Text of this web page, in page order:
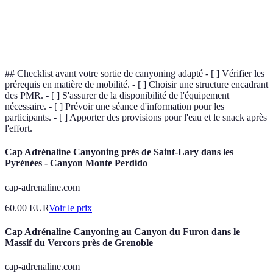
## Checklist avant votre sortie de canyoning adapté - [ ] Vérifier les
prérequis en matière de mobilité. - [ ] Choisir une structure encadrant
des PMR. - [ ] S'assurer de la disponibilité de l'équipement
nécessaire. - [ ] Prévoir une séance d'information pour les
participants. - [ ] Apporter des provisions pour l'eau et le snack après
l'effort.
Cap Adrénaline Canyoning près de Saint-Lary dans les
Pyrénées - Canyon Monte Perdido
cap-adrenaline.com
60.00 EURVoir le prix
Cap Adrénaline Canyoning au Canyon du Furon dans le
Massif du Vercors près de Grenoble
cap-adrenaline.com